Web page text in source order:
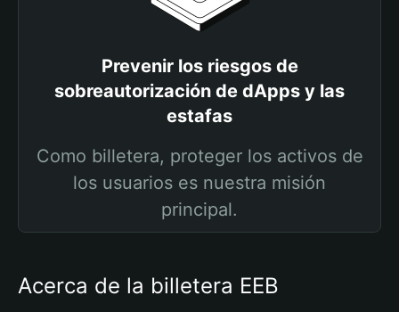
Prevenir los riesgos de
sobreautorización de dApps y las
estafas
Como billetera, proteger los activos de
los usuarios es nuestra misión
principal.
Acerca de la billetera EEB